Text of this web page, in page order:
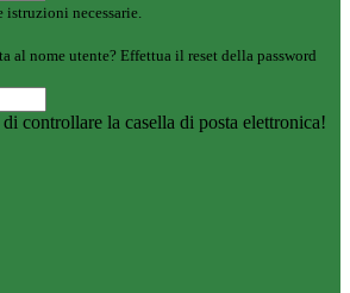
necessarie.
al nome utente? Effettua il reset della password
controllare la casella di posta elettronica!